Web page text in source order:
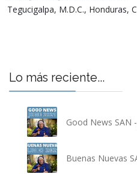
Tegucigalpa, M.D.C., Honduras,
Lo más reciente...
Good News SAN
Buenas Nuevas